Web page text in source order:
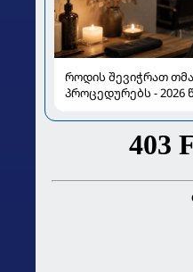
როდის შევიჭრათ
პროცედურებს - 2026